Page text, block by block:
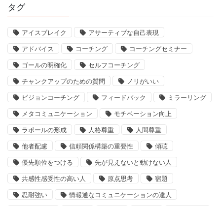
タグ
アイスブレイク アサーティブな自己表現
アドバイス コーチング コーチングセミナー
ゴールの明確化 セルフコーチング
チャンクアップのための質問 ノリがいい
ビジョンコーチング フィードバック ミラーリング
メタコミュニケーション モチベーション向上
ラポールの形成 人格尊重 人間尊重
他者配慮 信頼関係構築の重要性 傾聴
優先順位をつける 先が見えないと動けない人
共感性感受性の高い人 原点思考 宿題
忍耐強い 情報通なコミュニケーションの達人